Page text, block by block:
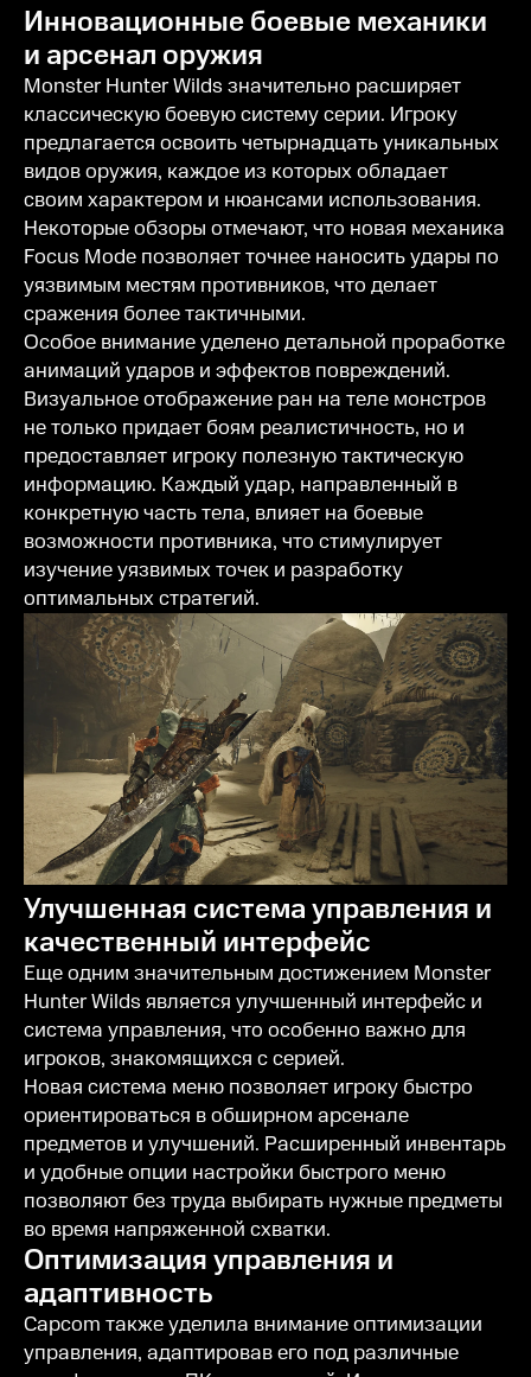
Инновационные боевые механики
и арсенал оружия
Monster Hunter Wilds значительно расширяет
классическую боевую систему серии. Игроку
предлагается освоить четырнадцать уникальных
видов оружия, каждое из которых обладает
своим характером и нюансами использования.
Некоторые обзоры отмечают, что новая механика
Focus Mode позволяет точнее наносить удары по
уязвимым местям противников, что делает
сражения более тактичными.
Особое внимание уделено детальной проработке
анимаций ударов и эффектов повреждений.
Визуальное отображение ран на теле монстров
не только придает боям реалистичность, но и
предоставляет игроку полезную тактическую
информацию. Каждый удар, направленный в
конкретную часть тела, влияет на боевые
возможности противника, что стимулирует
изучение уязвимых точек и разработку
оптимальных стратегий.
Улучшенная система управления и
качественный интерфейс
Еще одним значительным достижением Monster
Hunter Wilds является улучшенный интерфейс и
система управления, что особенно важно для
игроков, знакомящихся с серией.
Новая система меню позволяет игроку быстро
ориентироваться в обширном арсенале
предметов и улучшений. Расширенный инвентарь
и удобные опции настройки быстрого меню
позволяют без труда выбирать нужные предметы
во время напряженной схватки.
Оптимизация управления и
адаптивность
Capcom также уделила внимание оптимизации
управления, адаптировав его под различные